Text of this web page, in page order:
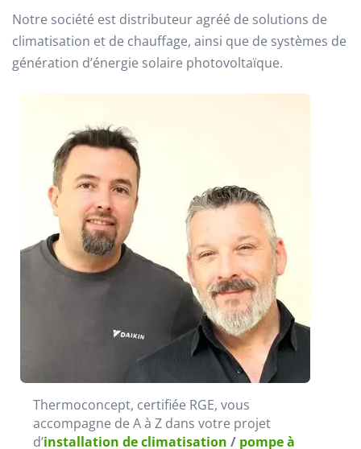
Notre société est distributeur agréé de solutions de
climatisation et de chauffage, ainsi que de systèmes de
génération d’énergie solaire photovoltaïque.
Thermoconcept, certifiée RGE, vous
accompagne de A à Z dans votre projet
d’installation de climatisation / pompe à